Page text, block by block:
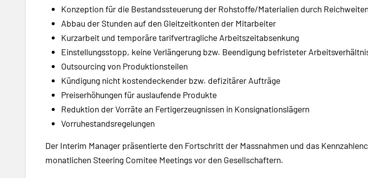
Konzeption für die Bestandssteuerung der Rohstoffe/Materialien durch
Abbau der Stunden auf den Gleitzeitkonten der Mitarbeiter
Kurzarbeit und temporäre tarifvertragliche Arbeitszeitabsenkung
Einstellungsstopp, keine Verlängerung bzw. Beendigung befristeter
Outsourcing von Produktionsteilen
Kündigung nicht kostendeckender bzw. defizitärer Aufträge
Preiserhöhungen für auslaufende Produkte
Reduktion der Vorräte an Fertigerzeugnissen in Konsignationslägern
Vorruhestandsregelungen
Der Interim Manager präsentierte den Fortschritt der Massnahmen und das
monatlichen Steering Comitee Meetings vor den Gesellschaftern.